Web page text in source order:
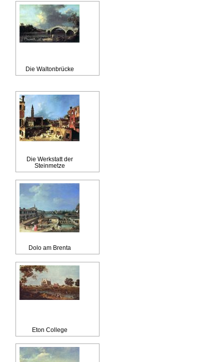
Die Waltonbrücke
Die Werkstatt der
Steinmetze
Dolo am Brenta
Eton College